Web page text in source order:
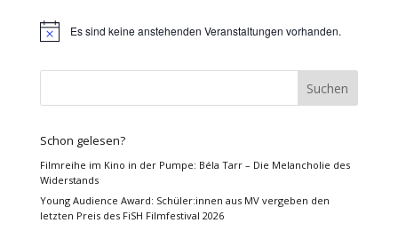
HinweisEs sind keine anstehenden Veranstaltungen vorhanden.
Schon gelesen?
Filmreihe im Kino in der Pumpe: Béla Tarr – Die Melancholie des
Widerstands
Young Audience Award: Schüler:innen aus MV vergeben den
letzten Preis des FiSH Filmfestival 2026